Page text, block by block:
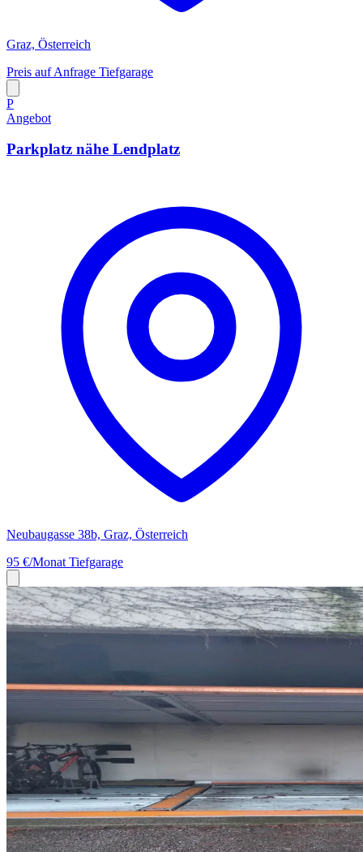
Graz, Österreich
Preis auf Anfrage Tiefgarage
P
Angebot
Parkplatz nähe Lendplatz
Neubaugasse 38b, Graz, Österreich
95 €/Monat Tiefgarage